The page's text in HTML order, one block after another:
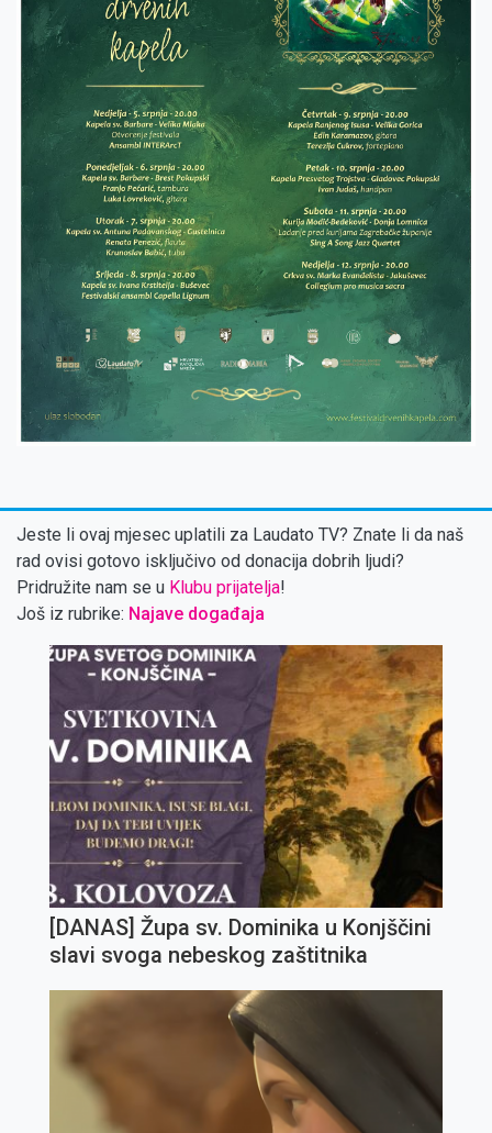
Jeste li ovaj mjesec uplatili za Laudato TV? Znate li da naš
rad ovisi gotovo isključivo od donacija dobrih ljudi?
Pridružite nam se u Klubu prijatelja!
Još iz rubrike: Najave događaja
[DANAS] Župa sv. Dominika u Konjščini
slavi svoga nebeskog zaštitnika